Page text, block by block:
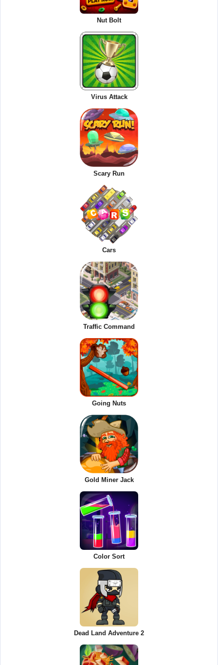
Nut Bolt
Virus Attack
Scary Run
Cars
Traffic Command
Going Nuts
Gold Miner Jack
Color Sort
Dead Land Adventure 2